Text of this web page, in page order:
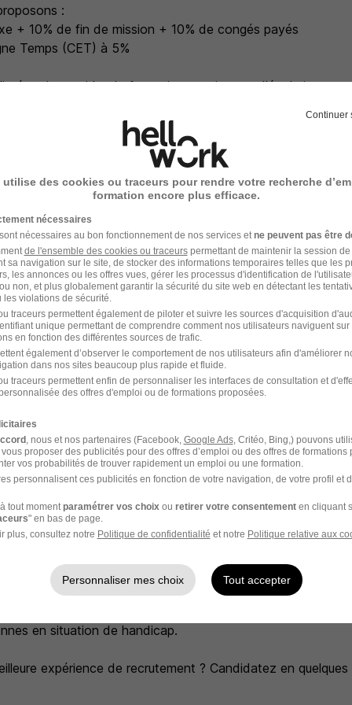
:
+ 10% de fin de mission + 10% de congés payés
Temps (CET) à 5%
rapide, de formation continue et d'évolution
à votre bonne intégration et vous suit tout au long de
conseille et accompagne votre projet professionnel :
et de montée en compétences
personnalisés pour faciliter votre quotidien (acompte
garde enfant, déplacement).
parlent, postulez et vous serez recontacté par l'un de nos
? Consultez notre site et retrouvez l'ensemble de nos
vous pouvez nous joindre au **.**.**.**.**.
de travail temporaire et de recrutement préférée des
de taux de satisfaction.
à votre épanouissement professionnel à chaque
qui vous plaît.
en France pour vous accompagner dans votre recherche
dans tous les secteurs d'activité : Industrie,
Tertiaire...
politique Diversité et RSE, à compétences égales, toutes
en situation de handicap.
expérience de recrutement ? Candidatez en
Continuer
utilise des cookies ou traceurs pour rendre votre recherche
formation encore plus efficace.
nécessaires
nécessaires au bon fonctionnement de nos services et ne peuvent pas être
de l'ensemble des cookies ou traceurspermettant de maintenir la session
sa navigation sur le site, de stocker des informations temporaires telles que les
les annonces ou les offres vues, gérer les processus d'identification de
non, et plus globalement garantir la sécurité du site web en détectant les
violations de sécurité.
traceurs permettent également de piloter et suivre les sources d'acquisition
unique permettant de comprendre comment nos utilisateurs naviguent sur
en fonction des différentes sources de trafic.
également d’observer le comportement de nos utilisateurs afin d'améliorer
dans nos sites beaucoup plus rapide et fluide.
traceurs permettent enfin de personnaliser les interfaces de consultation et
des offres d'emploi ou de formations proposées.
, nous et nos partenaires (Facebook, Google Ads, Critéo, Bing,) pouvons
proposer des publicités pour des offres d’emploi ou des offres de formations
vos probabilités de trouver rapidement un emploi ou une formation.
personnalisent ces publicités en fonction de votre navigation, de votre profil et
tout moment paramétrer vos choix ou retirer votre consentementen cliquant
" en bas de page.
plus, consultez notre Politique de confidentialité et notre Politique relative aux
Personnaliser mes choix Tout accepter